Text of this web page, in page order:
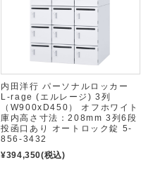
内田洋行 パーソナルロッカー
L-rage (エルレージ) 3列
（W900xD450） オフホワイト
庫内高さ寸法：208mm 3列6段
投函口あり オートロック錠 5-
856-3432
¥394,350(税込)